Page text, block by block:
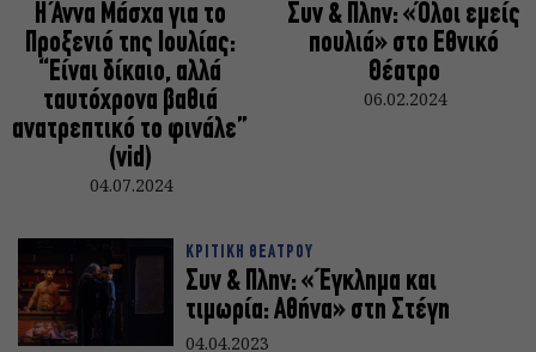
Η Άννα Μάσχα για το
Προξενιό της Ιουλίας:
“Είναι δίκαιο, αλλά
ταυτόχρονα βαθιά
ανατρεπτικό το φινάλε”
(vid)
04.07.2024
Συν & Πλην: «Όλοι εμείς
πουλιά» στο Εθνικό
Θέατρο
06.02.2024
ΚΡΙΤΙΚΗ ΘΕΑΤΡΟΥ
Συν & Πλην: «΄Εγκλημα και
τιμωρία: Αθήνα» στη Στέγη
04.04.2023